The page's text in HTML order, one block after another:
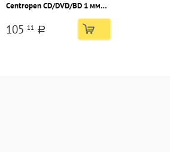
Centropen CD/DVD/BD 1 мм
синий, круглый наконечник
105 11 a